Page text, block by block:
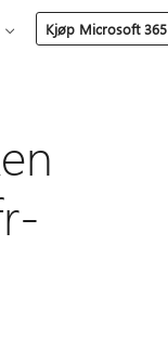
Kjøp Microsoft 365